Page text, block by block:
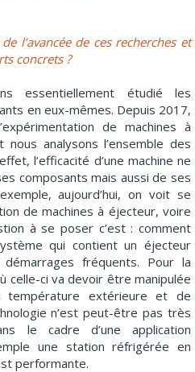
l’avancée de ces recherches et
concrets ?
essentiellement étudié les
en eux-mêmes. Depuis 2017,
de machines à
analysons l’ensemble des
l’efficacité d’une machine ne
composants mais aussi de ses
aujourd’hui, on voit se
de machines à éjecteur, voire
à se poser c’est : comment
qui contient un éjecteur
fréquents. Pour la
celle-ci va devoir être manipulée
extérieure et de
n’est peut-être pas très
le cadre d’une application
une station réfrigérée en
performante.